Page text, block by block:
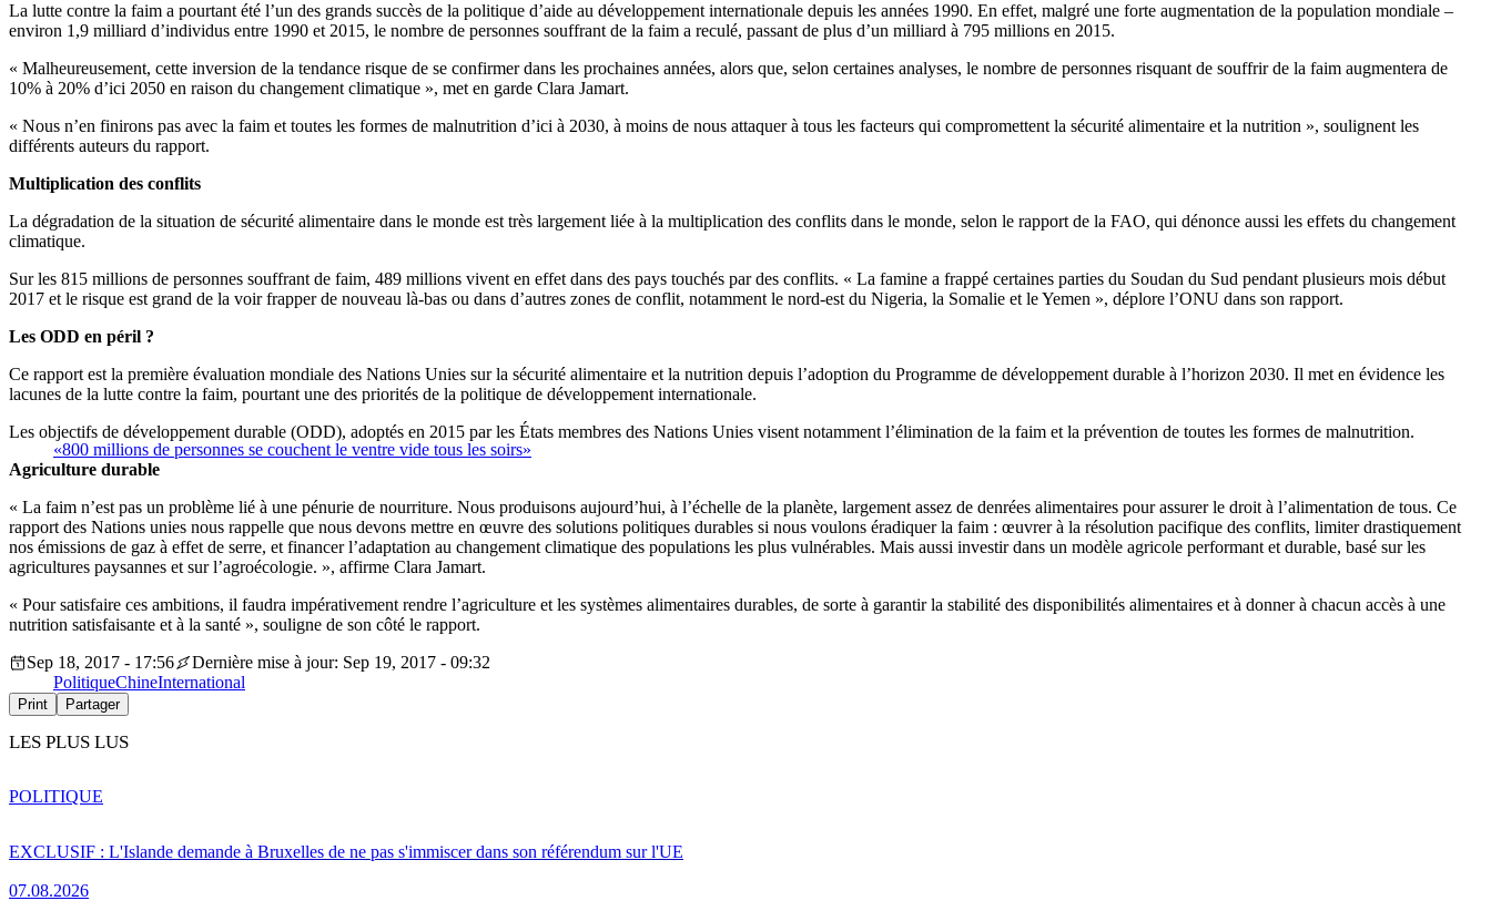
La lutte contre la faim a pourtant été l’un des grands succès de la politique d’aide au développement internationale depuis les années 1990. En effet, malgré une forte augmentation de la population mondiale –
environ 1,9 milliard d’individus entre 1990 et 2015, le nombre de personnes souffrant de la faim a reculé, passant de plus d’un milliard à 795 millions en 2015.
« Malheureusement, cette inversion de la tendance risque de se confirmer dans les prochaines années, alors que, selon certaines analyses, le nombre de personnes risquant de souffrir de la faim augmentera de
10% à 20% d’ici 2050 en raison du changement climatique », met en garde Clara Jamart.
« Nous n’en finirons pas avec la faim et toutes les formes de malnutrition d’ici à 2030, à moins de nous attaquer à tous les facteurs qui compromettent la sécurité alimentaire et la nutrition », soulignent les
différents auteurs du rapport.
Multiplication des conflits
La dégradation de la situation de sécurité alimentaire dans le monde est très largement liée à la multiplication des conflits dans le monde, selon le rapport de la FAO, qui dénonce aussi les effets du changement
climatique.
Sur les 815 millions de personnes souffrant de faim, 489 millions vivent en effet dans des pays touchés par des conflits. « La famine a frappé certaines parties du Soudan du Sud pendant plusieurs mois début
2017 et le risque est grand de la voir frapper de nouveau là-bas ou dans d’autres zones de conflit, notamment le nord-est du Nigeria, la Somalie et le Yemen », déplore l’ONU dans son rapport.
Les ODD en péril ?
Ce rapport est la première évaluation mondiale des Nations Unies sur la sécurité alimentaire et la nutrition depuis l’adoption du Programme de développement durable à l’horizon 2030. Il met en évidence les
lacunes de la lutte contre la faim, pourtant une des priorités de la politique de développement internationale.
«800 millions de personnes se couchent le ventre vide tous les soirs»
Les objectifs de développement durable (ODD), adoptés en 2015 par les États membres des Nations Unies visent notamment l’élimination de la faim et la prévention de toutes les formes de malnutrition.
Agriculture durable
« La faim n’est pas un problème lié à une pénurie de nourriture. Nous produisons aujourd’hui, à l’échelle de la planète, largement assez de denrées alimentaires pour assurer le droit à l’alimentation de tous. Ce
rapport des Nations unies nous rappelle que nous devons mettre en œuvre des solutions politiques durables si nous voulons éradiquer la faim : œuvrer à la résolution pacifique des conflits, limiter drastiquement
nos émissions de gaz à effet de serre, et financer l’adaptation au changement climatique des populations les plus vulnérables. Mais aussi investir dans un modèle agricole performant et durable, basé sur les
agricultures paysannes et sur l’agroécologie. », affirme Clara Jamart.
« Pour satisfaire ces ambitions, il faudra impérativement rendre l’agriculture et les systèmes alimentaires durables, de sorte à garantir la stabilité des disponibilités alimentaires et à donner à chacun accès à une
nutrition satisfaisante et à la santé », souligne de son côté le rapport.
Sep 18, 2017 - 17:56
Dernière mise à jour: Sep 19, 2017 - 09:32
PolitiqueChineInternational
Print Partager
LES PLUS LUS
EXCLUSIF : L'Islande demande à Bruxelles de ne pas s'immiscer dans son référendum sur l'UE
07.08.2026
POLITIQUE